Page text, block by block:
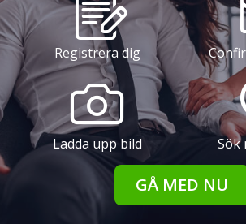
Registrera dig
Ladda upp bild Sök
GÅ MED NU